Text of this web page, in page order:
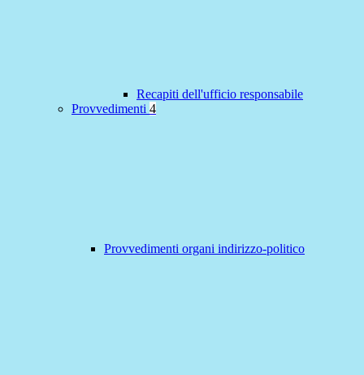
Recapiti dell'ufficio responsabile
Provvedimenti 4
Provvedimenti organi indirizzo-politico